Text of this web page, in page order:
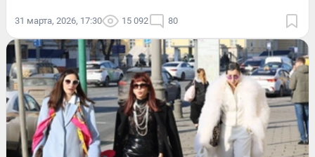
31 марта, 2026, 17:30 15 092 80